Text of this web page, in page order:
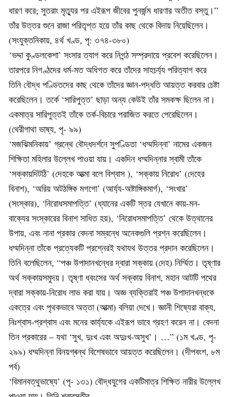
ধারণ করে; সুতরাং মৃত্যুর পর এইরূপ জীবের পুনর্জন্ম ধারণার অতীত বস্তু।”
তাঁর উত্তর শুনে রাজা পরিতৃপ্ত হয়ে তাঁর কাছ থেকে বিদায় নিয়েছিলেন।
(সংযুক্তনিকায়, ৪র্থ খণ্ড, পৃ: ৩৭৪-৩৮০)
‘ভদ্দা কুণ্ডলকেশা’ সংসার ত্যাগ করে নিগন্ঠ সম্প্রদায়ে প্রবেশ করেছিলেন।
তারপরে নিগণ্ঠদের ধর্ম-মত অধিগত করে তাঁদের সাহচর্য্য পরিত্যাগ করে
তিনি বৌদ্ধ পণ্ডিতদের কাছ থেকে তাঁদের জ্ঞান-পদ্ধতি আয়ত্ত করবার চেষ্টা
করেছিলেন। তর্কে ‘সারিপুত্ত’ ছাড়া অন্য কেউই তাঁর সমকক্ষ ছিলেন না।
একমাত্র সারিপুত্তই তাঁকে তর্ক-বিচারে পরাজিত করতে পেরেছিলেন।
(থেরীগাথা ভাষ্য, পৃ- ৯৯)
‘মজঝিমনিকায়’ গ্রন্থে বৌদ্ধদর্শনে সুপণ্ডিতা ‘ধম্মদিন্না’ নামের একজন
শিক্ষিতা মহিলার উল্লেখ পাওয়া যায়। একদিন ধম্মদিন্নার স্বামী তাঁকে
‘সক্কায়দিটঠি’ (দেহকে আত্মা বলে বিশ্বাস ), ‘সক্কায় নিরোধ’ (দেহের
বিনাশ), ‘অরিয় অটঠঙ্গিক মগগো’ (আর্য্য-অষ্টাঙ্গিকমার্গ), ‘সংখার’
(সংস্কার), ‘নিরোধসমাপত্তি’ (ধ্যানের একটি স্তর যেখানে কায়-মন-
বাক্যের সংস্কারের বিনাশ সাধিত হয়), ‘নিরোধসমাপত্তি’ থেকে উত্থানের
উপায়, এবং নানা প্রকার বেদনা সম্বন্ধে অনেকগুলি প্রশ্ন করেছিলেন।
ধম্মদিন্না তাঁকে প্রত্যেকটি প্রশ্নেরই যথাযথ উত্তর প্রদান করেছিলেন।
তিনি বলেছিলেন, “পঞ্চ উপাদানখন্ধের দ্বারা সক্কায় (দেহ) নিৰ্ম্মিত। তৃষ্ণার
অর্থ সক্কায়সমুদয়। তৃষ্ণা ধ্বংসের অর্থ সক্কায় বিনাশ, মহান আটটি পথের
দ্বারা সক্কায়-নিরোধ লাভ করা যায়। অজ্ঞ ব্যক্তিরাই পঞ্চ উপাদানখন্ধকে
একত্রে এবং পৃথকভাবে অত্তা (আত্মা) বলিয়া দেখে। জ্ঞানী শিষ্যেরা বাক্য,
নিঃশ্বাস-প্রশ্বাস এবং মনের কার্য্যকে এইরূপ ভাবে গ্রহণ করেন না। বেদনা
তিন প্রকারের – যথা ‘সুখ, দুঃখ এবং অদুঃখ-অসুখ’। …” (১ম খণ্ড, পৃ-
২৯৯) ধম্মদিন্না বিনয়গ্ৰন্থ বিশেষভাবে আয়ত্ত করেছিলেন। (দীপবংশ, ৮ম
পৰ্ব)
‘বিমানবত্থুভাষ্যে’ (পৃ- ১৩১) বৌদ্ধযুগের একটিমাত্র শিক্ষিত নারীর উল্লেখ